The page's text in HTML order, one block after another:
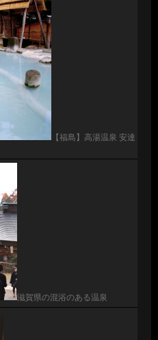
【福島】高湯温泉 安達
滋賀県の混浴のある温泉